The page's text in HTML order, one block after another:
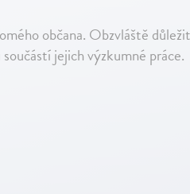
občana. Obzvláště
jejich výzkumné práce.